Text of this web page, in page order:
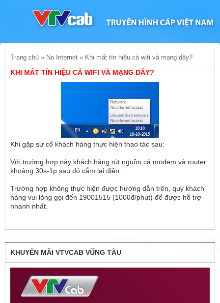
Trang chủ » No Internet » Khi mất tín hiệu cả wifi và mạng dây?
KHI MẤT TÍN HIỆU CẢ WIFI VÀ MẠNG DÂY?
Khi gặp sự cố khách hàng thực hiện thao tác sau:
Với trường hợp này khách hàng rút nguồn cả modem và router
khoảng 30s-1p sau đó cắm lại điện.
Trường hợp không thực hiện được hướng dẫn trên, quý khách
hàng vui lòng gọi đến 19001515 (1000đ/phút) để được hỗ trợ
nhanh nhất.
KHUYẾN MÃI VTVCAB VŨNG TÀU